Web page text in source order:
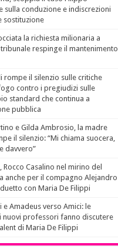
sulla conduzione e indiscrezioni
sostituzione
la richiesta milionaria a
respinge il mantenimento
rompe il silenzio sulle critiche
contro i pregiudizi sulle
standard che continua a
pubblica
e Gilda Ambrosio, la madre
il silenzio: “Mi chiama suocera,
davvero”
Rocco Casalino nel mirino del
anche per il compagno Alejandro
con Maria De Filippi
Amadeus verso Amici: le
nuovi professori fanno discutere
di Maria De Filippi